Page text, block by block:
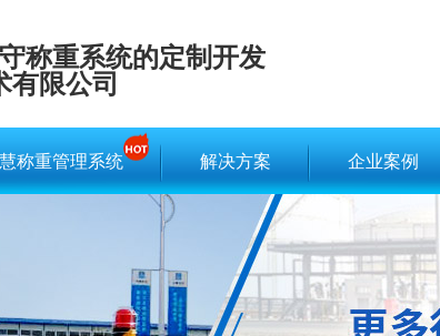
称重系统的定制开发
有限公司
称重管理系统 解决方案 企业案例